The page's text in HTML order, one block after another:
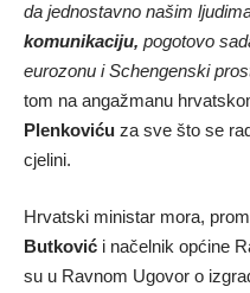
da jednostavno našim
komunikaciju, pogotovo
eurozonu i Schengenski
tom na angažmanu
Plenkoviću za sve što se
cjelini.
Hrvatski ministar mora,
Butković i načelnik općine
su u Ravnom Ugovor o